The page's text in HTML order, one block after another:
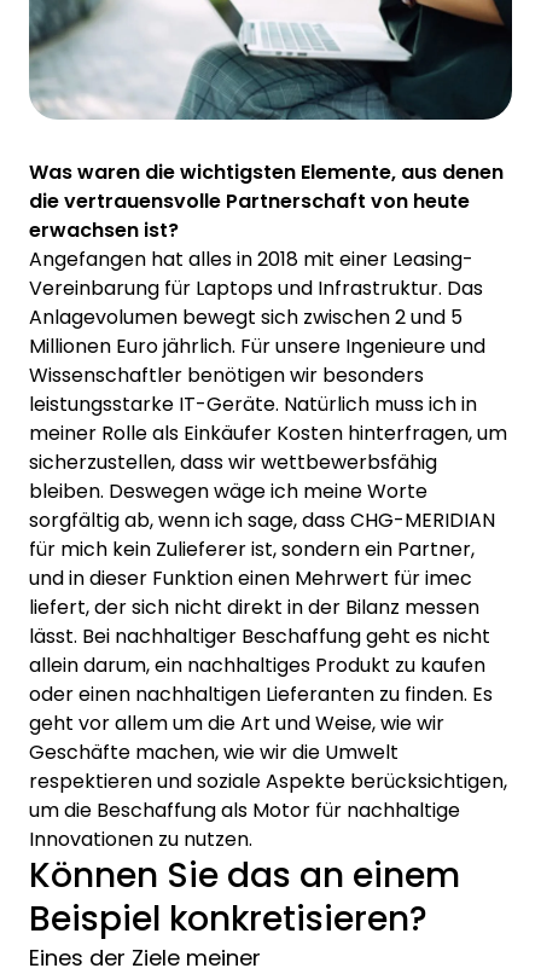
Was waren die wichtigsten Elemente, aus denen
die vertrauensvolle Partnerschaft von heute
erwachsen ist?
Angefangen hat alles in 2018 mit einer Leasing-
Vereinbarung für Laptops und Infrastruktur. Das
Anlagevolumen bewegt sich zwischen 2 und 5
Millionen Euro jährlich. Für unsere Ingenieure und
Wissenschaftler benötigen wir besonders
leistungsstarke IT-Geräte. Natürlich muss ich in
meiner Rolle als Einkäufer Kosten hinterfragen, um
sicherzustellen, dass wir wettbewerbsfähig
bleiben. Deswegen wäge ich meine Worte
sorgfältig ab, wenn ich sage, dass CHG-MERIDIAN
für mich kein Zulieferer ist, sondern ein Partner,
und in dieser Funktion einen Mehrwert für imec
liefert, der sich nicht direkt in der Bilanz messen
lässt. Bei nachhaltiger Beschaffung geht es nicht
allein darum, ein nachhaltiges Produkt zu kaufen
oder einen nachhaltigen Lieferanten zu finden. Es
geht vor allem um die Art und Weise, wie wir
Geschäfte machen, wie wir die Umwelt
respektieren und soziale Aspekte berücksichtigen,
um die Beschaffung als Motor für nachhaltige
Innovationen zu nutzen.
Können Sie das an einem
Beispiel konkretisieren?
Eines der Ziele meiner